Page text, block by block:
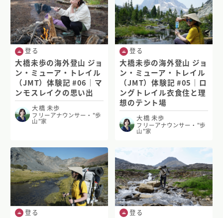
登る
大橋未歩の海外登山 ジョ
ン・ミューア・トレイル
（JMT）体験記 #06｜マ
ンモスレイクの思い出
大橋 未歩
フリーアナウンサー・"歩
山"家
登る
大橋未歩の海外登山 ジョ
ン・ミューア・トレイル
（JMT）体験記 #05｜ロ
ングトレイル衣食住と理
想のテント場
大橋 未歩
フリーアナウンサー・"歩
山"家
登る 登る